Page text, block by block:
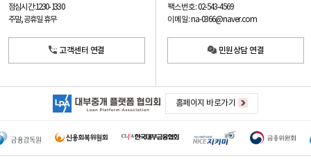
점심시간: 12:30 - 13:30
주말, 공휴일 휴무
고객센터 연결
팩스번호: 02-543-4569
이메일: na-0366@naver.com
민원상담 연결
홈페이지 바로가기